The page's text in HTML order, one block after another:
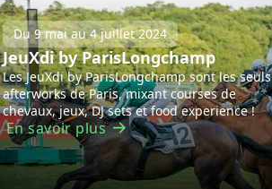
Du 9 mai au 4 juillet 2024
JeuXdi by ParisLongchamp
Les JeuXdi by ParisLongchamp sont les seuls
afterworks de Paris, mixant courses de
chevaux, jeux, DJ sets et food experience !
En savoir plus